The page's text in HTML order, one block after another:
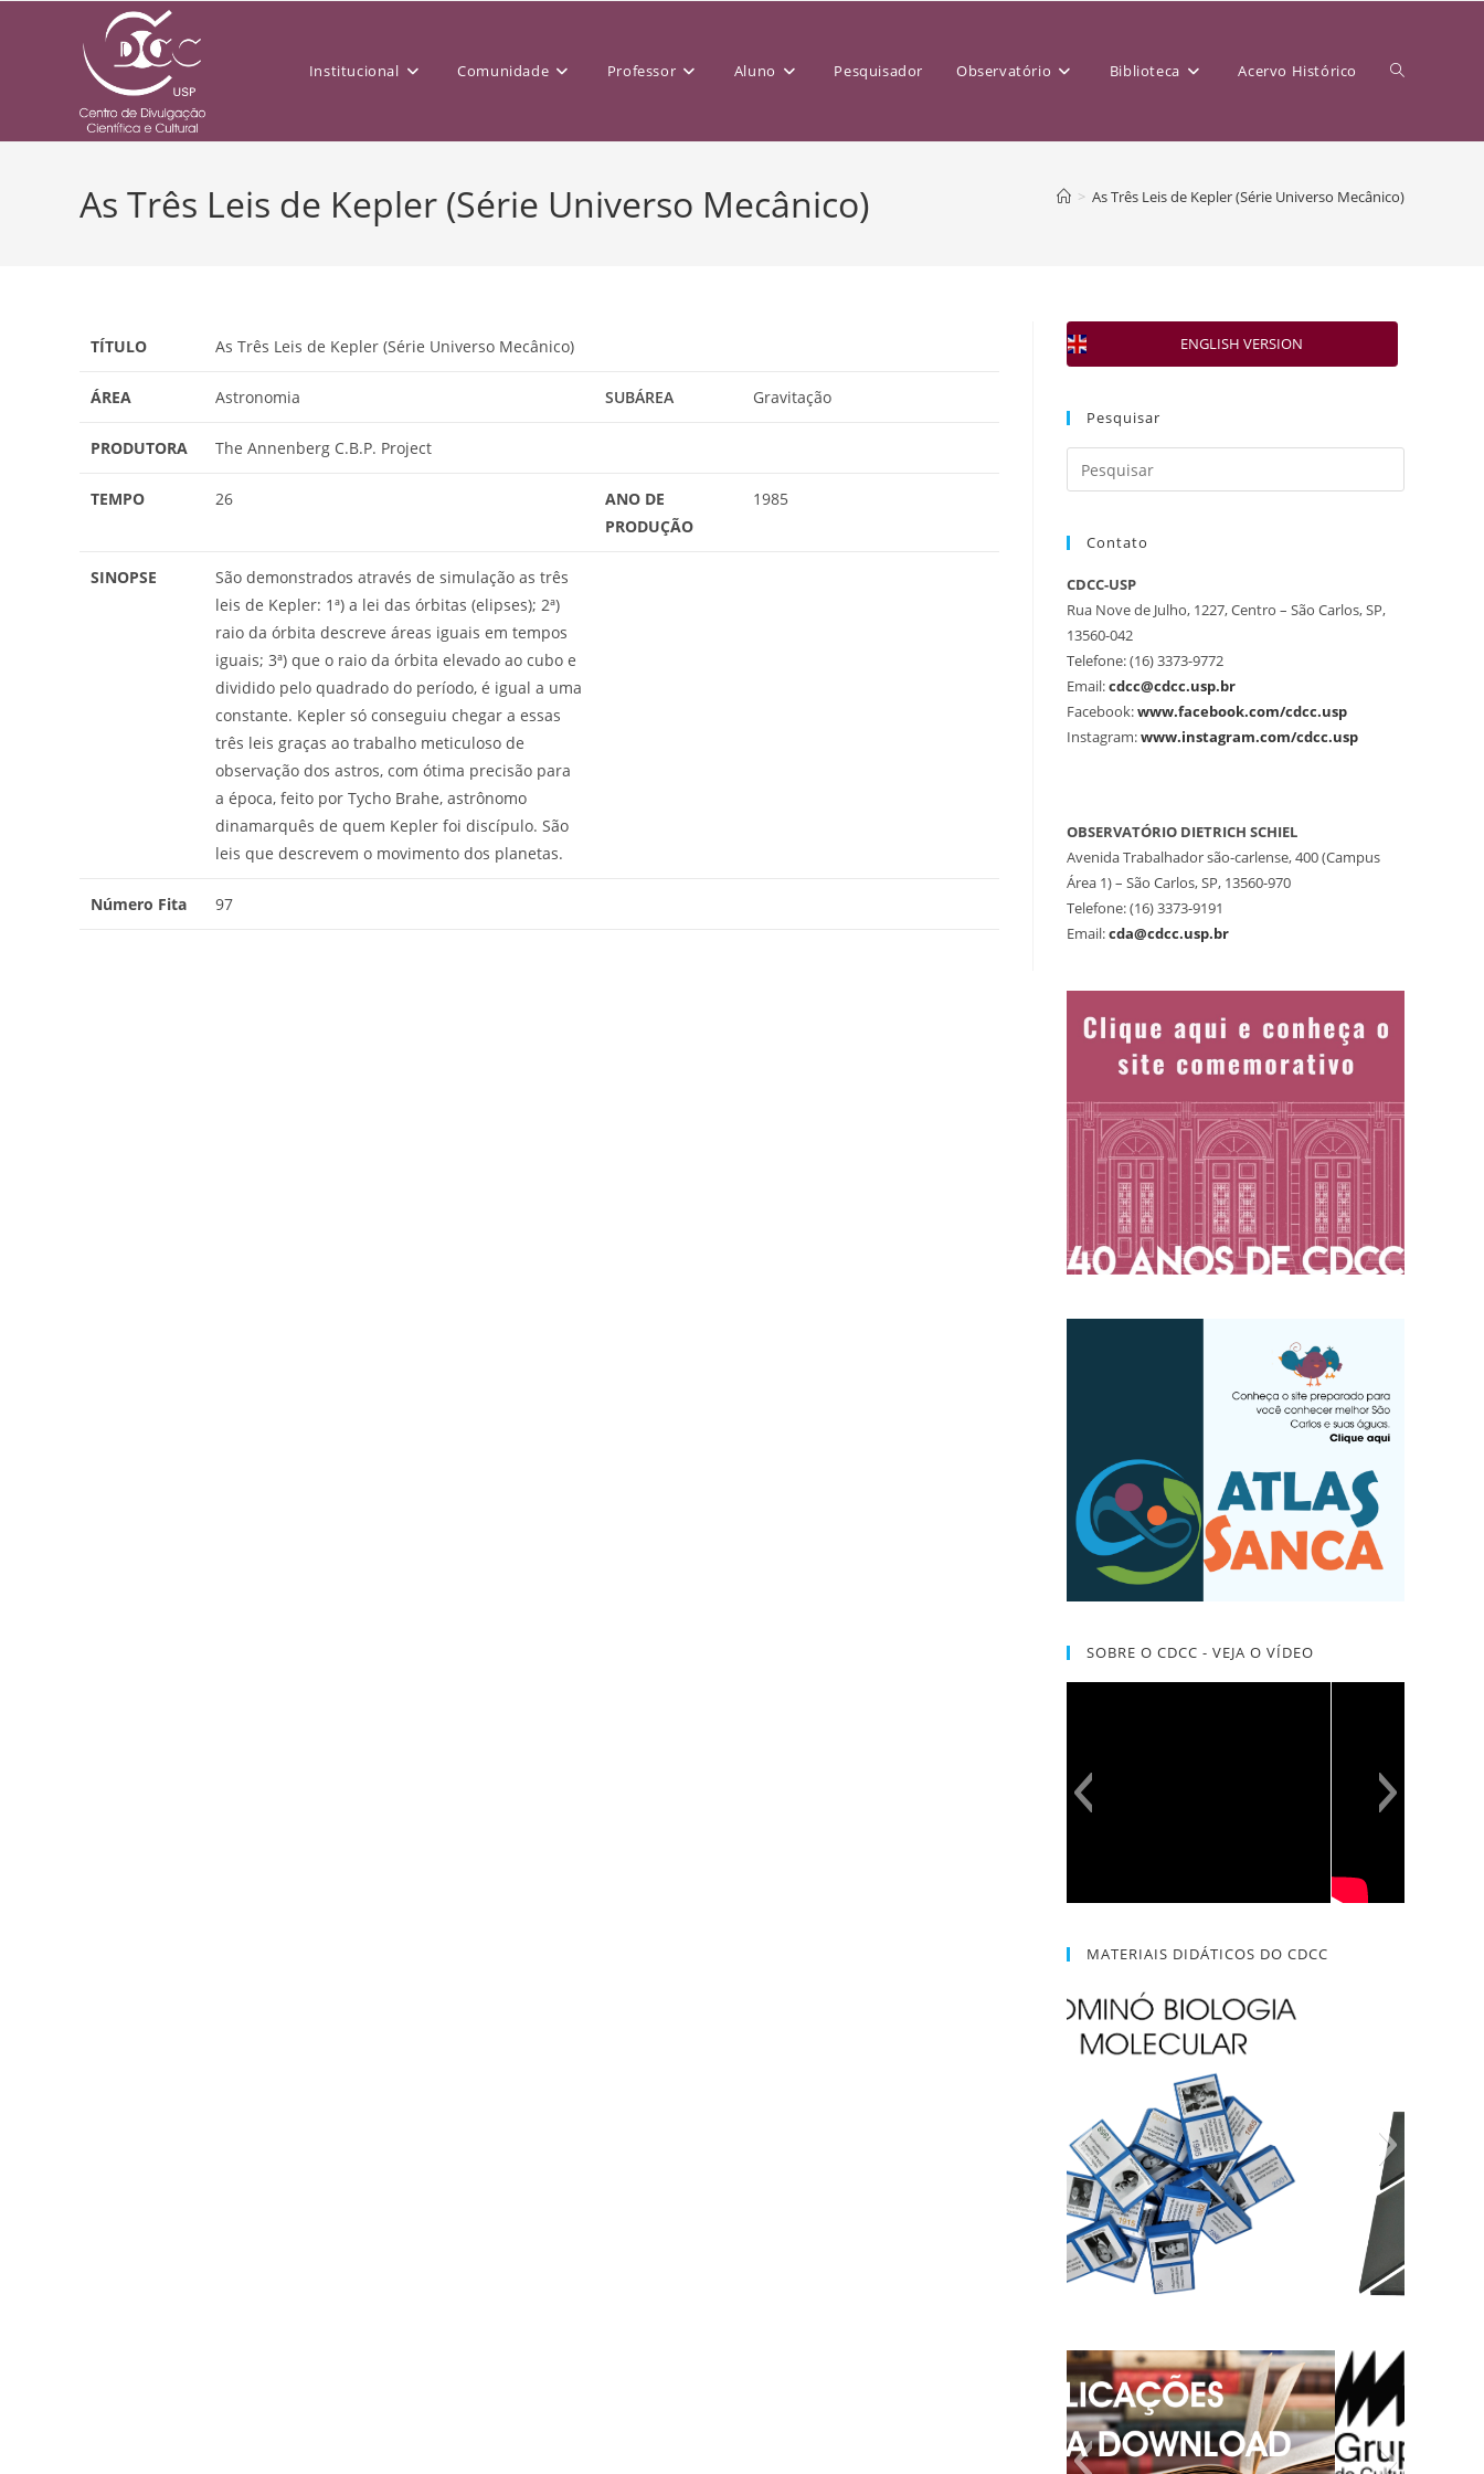
Institucional Comunidade Professor Aluno Pesquisador Observatório Biblioteca Acervo Histórico
As Três Leis de Kepler (Série Universo Mecânico) > As Três Leis de Kepler (Série Universo Mecânico)
TÍTULO As Três Leis de Kepler (Série Universo Mecânico)
ÁREA Astronomia SUBÁREA Gravitação
PRODUTORA The Annenberg C.B.P. Project
TEMPO 26
ANO DE
PRODUÇÃO
1985
SINOPSE
São demonstrados através de simulação as três
leis de Kepler: 1ª) a lei das órbitas (elipses); 2ª)
raio da órbita descreve áreas iguais em tempos
iguais; 3ª) que o raio da órbita elevado ao cubo e
dividido pelo quadrado do período, é igual a uma
constante. Kepler só conseguiu chegar a essas
três leis graças ao trabalho meticuloso de
observação dos astros, com ótima precisão para
a época, feito por Tycho Brahe, astrônomo
dinamarquês de quem Kepler foi discípulo. São
leis que descrevem o movimento dos planetas.
Número Fita 97
ENGLISH VERSION
Pesquisar
Contato
CDCC-USP
Rua Nove de Julho, 1227, Centro – São Carlos, SP,
13560-042
Telefone: (16) 3373-9772
Email:cdcc@cdcc.usp.br
Facebook:www.facebook.com/cdcc.usp
Instagram:www.instagram.com/cdcc.usp
OBSERVATÓRIO DIETRICH SCHIEL
Avenida Trabalhador são-carlense, 400 (Campus
Área 1) – São Carlos, SP, 13560-970
Telefone: (16) 3373-9191
Email:cda@cdcc.usp.br
SOBRE O CDCC - VEJA O VÍDEO
MATERIAIS DIDÁTICOS DO CDCC